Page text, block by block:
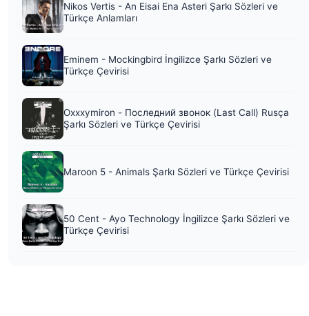
Nikos Vertis - An Eisai Ena Asteri Şarkı Sözleri ve
Türkçe Anlamları
Eminem - Mockingbird İngilizce Şarkı Sözleri ve
Türkçe Çevirisi
Oxxxymiron - Последний звонок (Last Call) Rusça
Şarkı Sözleri ve Türkçe Çevirisi
Maroon 5 - Animals Şarkı Sözleri ve Türkçe Çevirisi
50 Cent - Ayo Technology İngilizce Şarkı Sözleri ve
Türkçe Çevirisi